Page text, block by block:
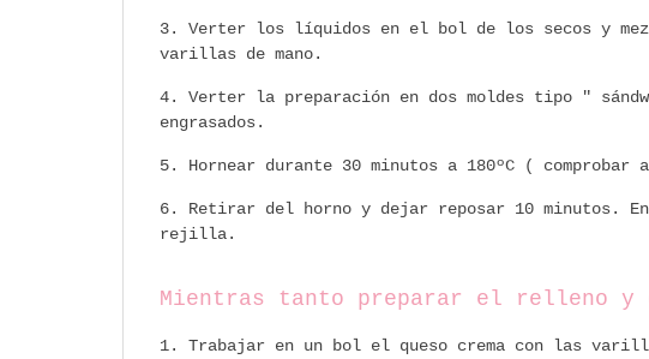
Verter los líquidos en el bol de los secos y
varillas de mano.
Verter la preparación en dos moldes tipo "
engrasados.
Hornear durante 30 minutos a 180ºC (
Retirar del horno y dejar reposar 10 minutos.
rejilla.
Mientras tanto preparar el relleno y
Trabajar en un bol el queso crema con las